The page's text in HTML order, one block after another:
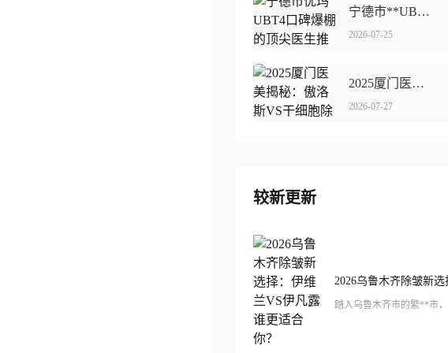
宁德市**UBT4口碑爆棚的**医生推荐
2026-07-25
2025厦门医美揭秘：傲洛斯VS干细胞除皱谁更靠谱实惠？
2026-07-27
较新更新